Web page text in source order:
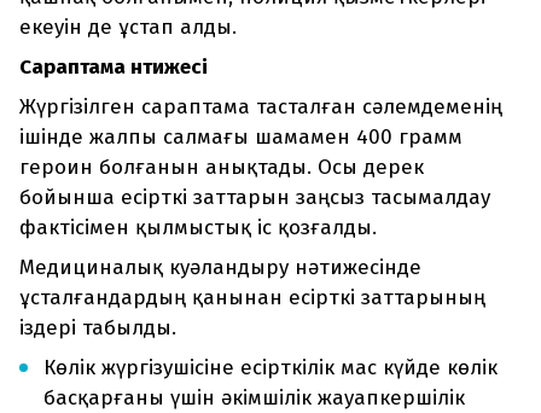
екеуін де ұстап алды.
Сараптама нәтижесі
Жүргізілген сараптама тасталған сәлемдеменің
ішінде жалпы салмағы шамамен 400 грамм
героин болғанын анықтады. Осы дерек
бойынша есірткі заттарын заңсыз тасымалдау
фактісімен қылмыстық іс қозғалды.
Медициналық куәландыру нәтижесінде
ұсталғандардың қанынан есірткі заттарының
іздері табылды.
Көлік жүргізушісіне есірткілік мас күйде көлік
басқарғаны үшін әкімшілік жауапкершілік